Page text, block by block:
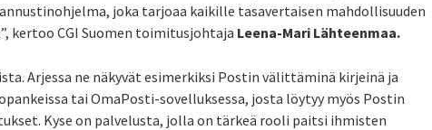
joka tarjoaa kaikille tasavertaisen mahdollisuuden
kertoo CGI Suomen toimitusjohtaja Leena-Mari Lähteenmaa.
Arjessa ne näkyvät esimerkiksi Postin välittäminä kirjeinä ja
tai OmaPosti-sovelluksessa, josta löytyy myös Postin
Kyse on palvelusta, jolla on tärkeä rooli paitsi ihmisten